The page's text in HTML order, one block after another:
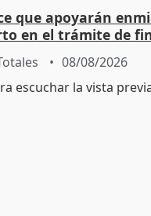
que apoyarán
en el trámite de
08/08/2026